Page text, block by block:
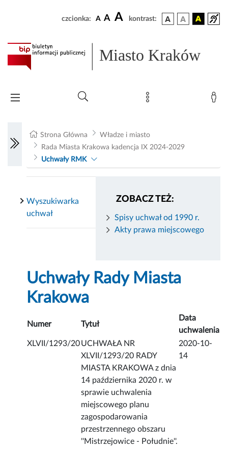
czcionka: A A A kontrast:
Miasto Kraków
Strona Główna
Władze i miasto
Rada Miasta Krakowa kadencja IX 2024-2029
Uchwały RMK
ZOBACZ TEŻ:
Spisy uchwał od 1990 r.
Akty prawa miejscowego
Wyszukiwarka
uchwał
Uchwały Rady Miasta
Krakowa
Numer Tytuł
Data
uchwalenia
XLVII/1293/20UCHWAŁA NR
XLVII/1293/20 RADY
MIASTA KRAKOWA z dnia
14 października 2020 r. w
sprawie uchwalenia
miejscowego planu
zagospodarowania
przestrzennego obszaru
''Mistrzejowice - Południe''.
2020-10-
14